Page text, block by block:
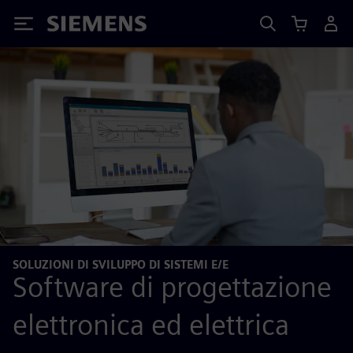
Siemens
SOLUZIONI DI SVILUPPO DI SISTEMI E/E
Software di progettazione
elettronica ed elettrica